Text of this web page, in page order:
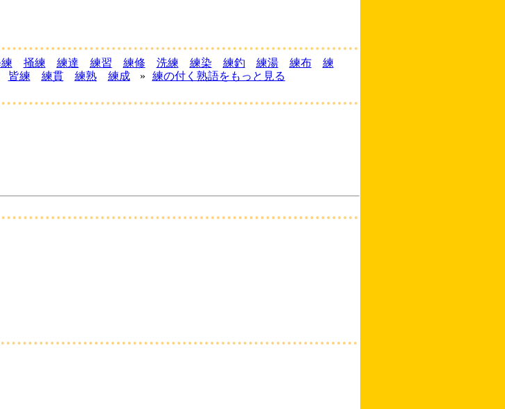
掻練 練達 練習 練修 洗練 練染 練釣 練湯 練布
練
皆練 練貫 練熟 練成 »
練の付く熟語をもっと見る